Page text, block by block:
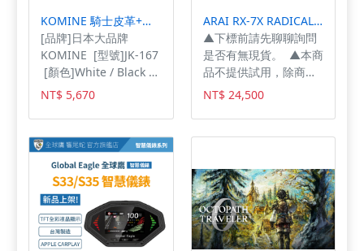
焦，而超廣角鏡頭除了
畫素增大以外，預設為
2,400 萬畫素照片解析
度，無論是要以高畫質
儲存或分享都相當合
便直式握持手機也能輕
鬆拍出橫向自拍照。
KOMINE 騎士皮革+大網眼防摔外套 JK-167白色 / 黑色七件式護具 台灣納普司總代理【白色賣場】
[品牌]日本大品牌
KOMINE [型號]JK-167
[顏色]White / Black
[尺
寸]S/M/L/XL/2XL/3XL
★大面積網眼布料，通
風又涼爽。 ★連帽造
型外套，帽子可拆裝設
計。 ★標準配備：七
件式護具。 ★肩膀、
手肘護具採用CE Level
2歐盟EN1621-1認證護
具。 ★前胸採用硬式
NT$ 5,670
ARAI RX-7X RADICAL 原創彩繪 黑 白 紅 綠 全罩安全帽 公司貨【黑色賣場】
▲下標前請先聊聊詢問
是否有無現貨。 ▲本商
品不提供試用，除商品
本身有瑕疵可辦理退換
貨。本商品一經使用(包
含試用)或損毀，或未遵
守使用注意事項導致損
本公司有權利不接受已
毀損或經試戴過之商品
退換貨。 ▲台灣總代
理，保證公司貨。購買
後，憑發票可於兩週內
NT$ 24,500